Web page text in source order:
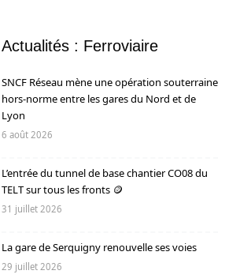
Actualités : Ferroviaire
SNCF Réseau mène une opération souterraine
hors-norme entre les gares du Nord et de
Lyon
6 août 2026
L’entrée du tunnel de base chantier CO08 du
TELT sur tous les fronts 🪙
31 juillet 2026
La gare de Serquigny renouvelle ses voies
29 juillet 2026